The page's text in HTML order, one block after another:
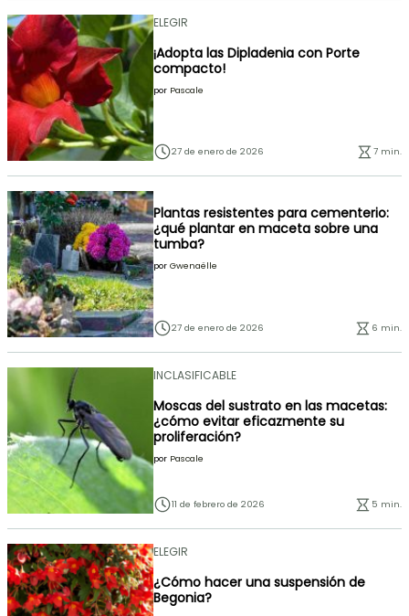
ELEGIR
¡Adopta las Dipladenia con Porte
compacto!
por Pascale
27 de enero de 2026 7 min.
Plantas resistentes para cementerio:
¿qué plantar en maceta sobre una
tumba?
por Gwenaëlle
27 de enero de 2026 6 min.
INCLASIFICABLE
Moscas del sustrato en las macetas:
¿cómo evitar eficazmente su
proliferación?
por Pascale
11 de febrero de 2026 5 min.
ELEGIR
¿Cómo hacer una suspensión de
Begonia?